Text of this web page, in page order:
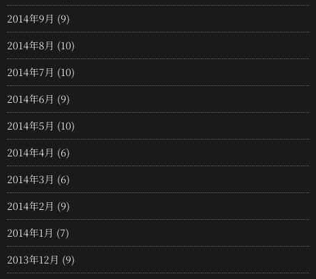
2014年9月 (9)
2014年8月 (10)
2014年7月 (10)
2014年6月 (9)
2014年5月 (10)
2014年4月 (6)
2014年3月 (6)
2014年2月 (9)
2014年1月 (7)
2013年12月 (9)